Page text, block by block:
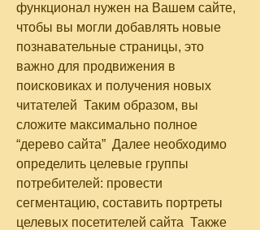
функционал нужен на Вашем сайте,
чтобы вы могли добавлять новые
познавательные страницы, это
важно для продвижения в
поисковиках и получения новых
читателей  Таким образом, вы
сложите максимально полное
“дерево сайта”  Далее необходимо
определить целевые группы
потребителей: провести
сегментацию, составить портреты
целевых посетителей сайта  Также